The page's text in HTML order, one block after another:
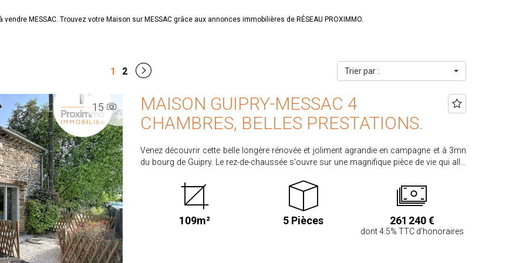
MESSAC. Trouvez votre Maison sur MESSAC grâce aux annonces immobilières de RÉSEAU PROXIMMO.
1 2 Trier par :
15
MAISON GUIPRY-MESSAC 4
CHAMBRES, BELLES PRESTATIONS.
Venez découvrir cette belle longère rénovée et joliment agrandie en campagne et à 3mn
du bourg de Guipry. Le rez-de-chaussée s'ouvre sur une magnifique pièce de vie qui allie
superbe cheminée à insert et une confortable salle à manger. Ce volume présente
l'avantage d'une double exposition sans vis-à-vis qui offre une lumière traversante sur le
jardin et la terrasse. A la suite, une chambre, une buanderie et une généreuse salle de
bains. (avec baignoire et douche) Un dégagement permet de rejoindre le car port et
l'atelier par un accès dédié. Un escalier au design épuré conduit à l'étage et dessert : une
109m² 5 Pièces 261 240 €
dont 4.5% TTC d'honoraires